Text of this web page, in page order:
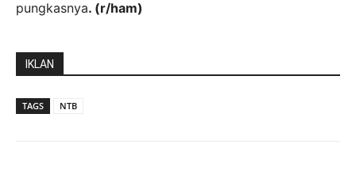
pungkasnya. (r/ham)
IKLAN
TAGS NTB